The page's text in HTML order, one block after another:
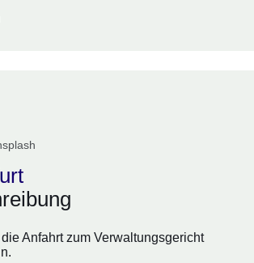
Anfahrt zum Verwaltungsgericht